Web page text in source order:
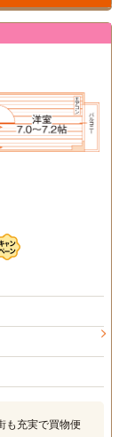
も充実で買物便